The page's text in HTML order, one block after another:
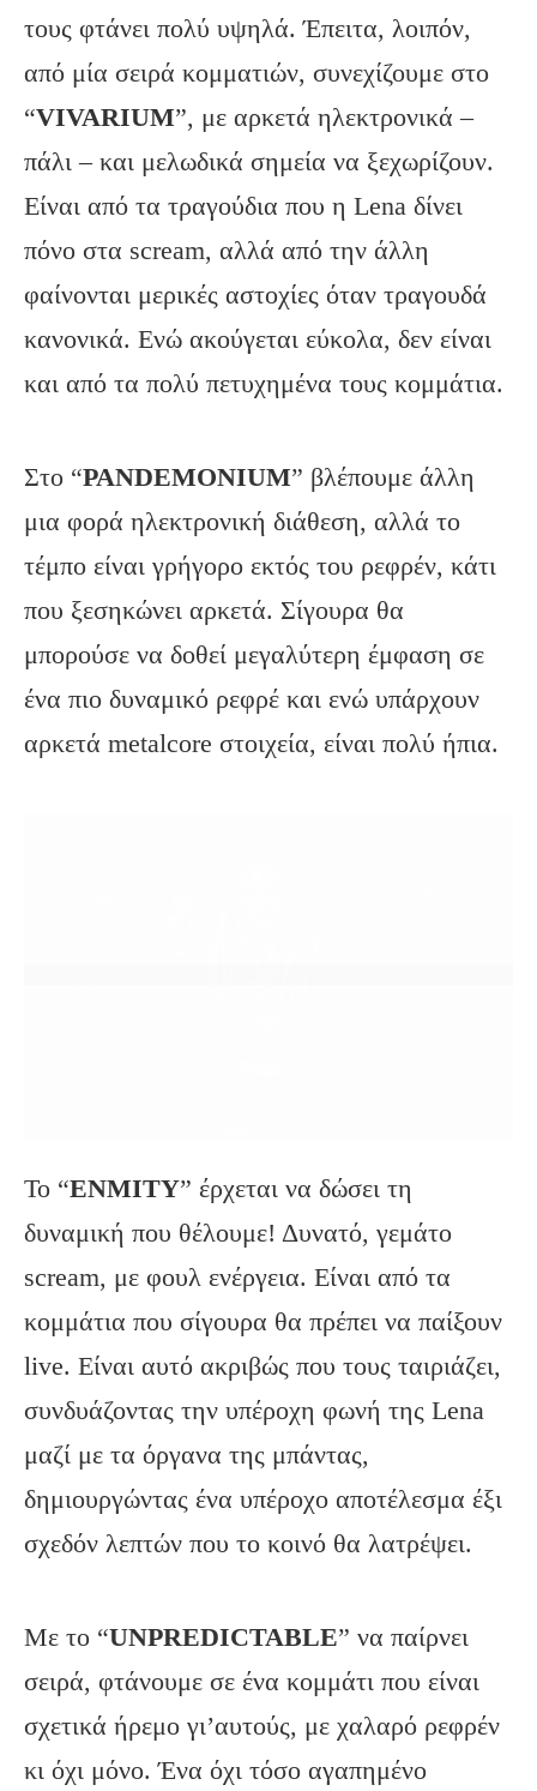
τους φτάνει πολύ υψηλά. Έπειτα, λοιπόν,
από μία σειρά κομματιών, συνεχίζουμε στο
“VIVARIUM”, με αρκετά ηλεκτρονικά –
πάλι – και μελωδικά σημεία να ξεχωρίζουν.
Είναι από τα τραγούδια που η Lena δίνει
πόνο στα scream, αλλά από την άλλη
φαίνονται μερικές αστοχίες όταν τραγουδά
κανονικά. Ενώ ακούγεται εύκολα, δεν είναι
και από τα πολύ πετυχημένα τους κομμάτια.
Στο “PANDEMONIUM” βλέπουμε άλλη
μια φορά ηλεκτρονική διάθεση, αλλά το
τέμπο είναι γρήγορο εκτός του ρεφρέν, κάτι
που ξεσηκώνει αρκετά. Σίγουρα θα
μπορούσε να δοθεί μεγαλύτερη έμφαση σε
ένα πιο δυναμικό ρεφρέ και ενώ υπάρχουν
αρκετά metalcore στοιχεία, είναι πολύ ήπια.
Το “ENMITY” έρχεται να δώσει τη
δυναμική που θέλουμε! Δυνατό, γεμάτο
scream, με φουλ ενέργεια. Είναι από τα
κομμάτια που σίγουρα θα πρέπει να παίξουν
live. Είναι αυτό ακριβώς που τους ταιριάζει,
συνδυάζοντας την υπέροχη φωνή της Lena
μαζί με τα όργανα της μπάντας,
δημιουργώντας ένα υπέροχο αποτέλεσμα έξι
σχεδόν λεπτών που το κοινό θα λατρέψει.
Με το “UNPREDICTABLE” να παίρνει
σειρά, φτάνουμε σε ένα κομμάτι που είναι
σχετικά ήρεμο γι’αυτούς, με χαλαρό ρεφρέν
κι όχι μόνο. Ένα όχι τόσο αγαπημένο